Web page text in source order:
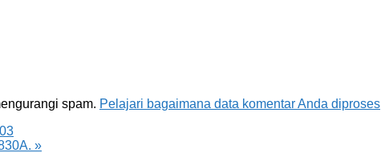
spam. Pelajari bagaimana data komentar Anda diproses
»